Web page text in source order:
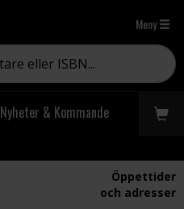
Meny
Nyheter & Kommande
Öppettider
och adresser